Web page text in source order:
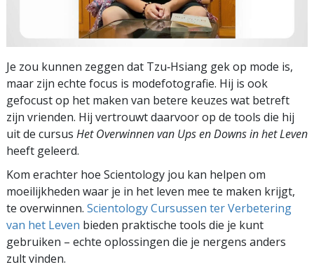
Je zou kunnen zeggen dat Tzu‑Hsiang gek op mode is,
maar zijn echte focus is modefotografie. Hij is ook
gefocust op het maken van betere keuzes wat betreft
zijn vrienden. Hij vertrouwt daarvoor op de tools die hij
uit de cursus Het Overwinnen van Ups en Downs in het Leven
heeft geleerd.
Kom erachter hoe Scientology jou kan helpen om
moeilijkheden waar je in het leven mee te maken krijgt,
te overwinnen. Scientology Cursussen ter Verbetering
van het Leven bieden praktische tools die je kunt
gebruiken – echte oplossingen die je nergens anders
zult vinden.